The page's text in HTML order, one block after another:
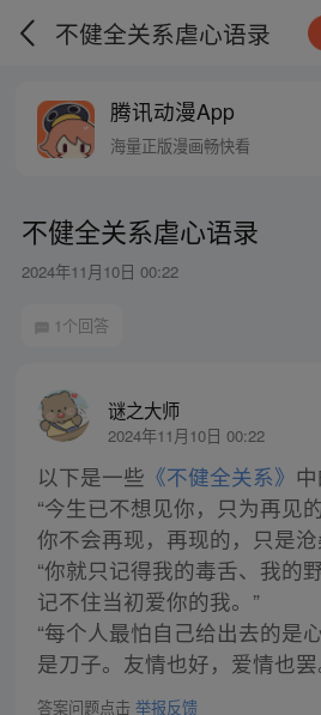
不健全关系虐心语录
腾讯动漫App
海量正版漫画畅快看
不健全关系虐心语录
2024年11月10日 00:22
1个回答
谜之大师
2024年11月10日 00:22
以下是一些 《不健全关系》
“今生已不想见你，只为再见
你不会再现，再现的，只是
“你就只记得我的毒舌、我的
记不住当初爱你的我。”
“每个人最怕自己给出去的是
是刀子。友情也好，爱情也罢
答案问题点击 举报反馈